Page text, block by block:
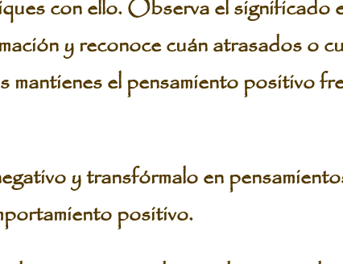
con ello. Observa el significado
y reconoce cuán atrasados o
mantienes el pensamiento positivo
y transfórmalo en
positivo.